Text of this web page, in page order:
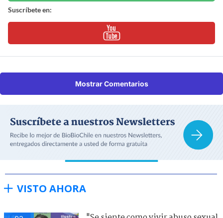
Suscríbete en:
Mostrar Comentarios
VISTO AHORA